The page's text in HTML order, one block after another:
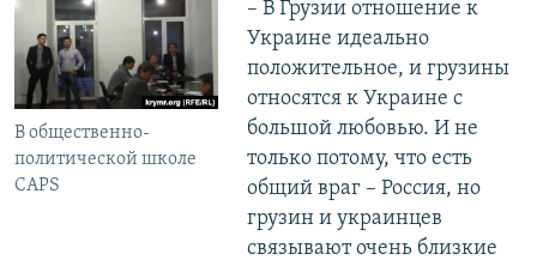
В общественно-
политической школе
CAPS
– В Грузии отношение к
Украине идеально
положительное, и грузины
относятся к Украине с
большой любовью. И не
только потому, что есть
общий враг – Россия, но
грузин и украинцев
связывают очень близкие